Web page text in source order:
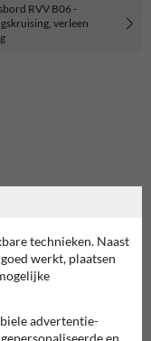
RVV B06 -
verleen
technieken. Naast
werkt, plaatsen
advertentie-
en